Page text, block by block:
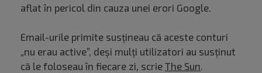
aflat în pericol din cauza unei erori Google.
Email-urile primite susțineau că aceste conturi
„nu erau active”, deși mulți utilizatori au susținut
că le foloseau în fiecare zi, scrie The Sun.